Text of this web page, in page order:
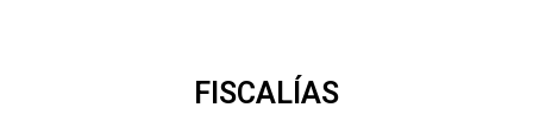
FISCALÍAS